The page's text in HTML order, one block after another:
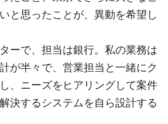
と思ったことが、異動を希望し
ーで、担当は銀行。私の業務は
が半々で、営業担当と一緒にク
、ニーズをヒアリングして案件
決するシステムを自ら設計する